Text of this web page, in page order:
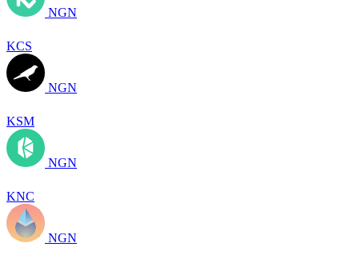
NGN
KCS
NGN
KSM
NGN
KNC
NGN